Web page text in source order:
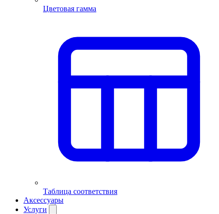
Цветовая гамма
Таблица соответствия
Аксессуары
Услуги